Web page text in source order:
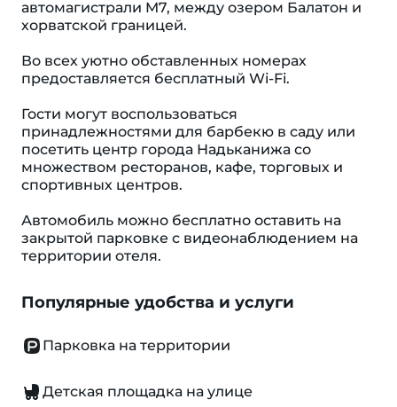
автомагистрали M7, между озером Балатон и
хорватской границей.
Во всех уютно обставленных номерах
предоставляется бесплатный Wi-Fi.
Гости могут воспользоваться
принадлежностями для барбекю в саду или
посетить центр города Надьканижа со
множеством ресторанов, кафе, торговых и
спортивных центров.
Автомобиль можно бесплатно оставить на
закрытой парковке с видеонаблюдением на
территории отеля.
Популярные удобства и услуги
Парковка на территории
Детская площадка на улице